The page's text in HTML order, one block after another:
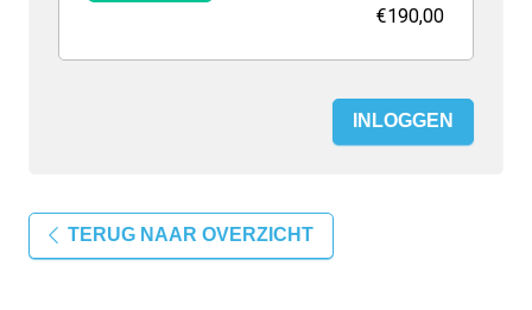
€190,00
INLOGGEN
TERUG NAAR OVERZICHT